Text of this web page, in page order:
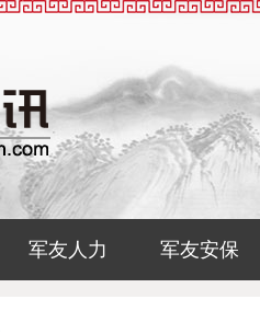
军友人力 军友安保